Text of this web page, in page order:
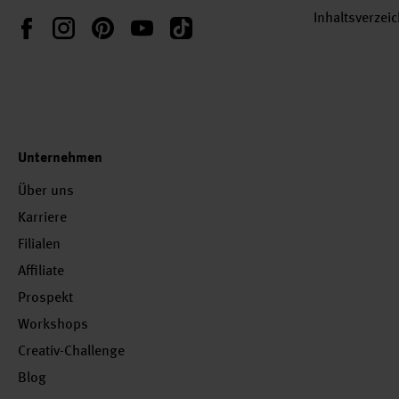
FacebookInstagramPinterestYouTubeTikTok
Unternehmen
Über uns
Karriere
Filialen
Affiliate
Prospekt
Workshops
Creativ-Challenge
Blog